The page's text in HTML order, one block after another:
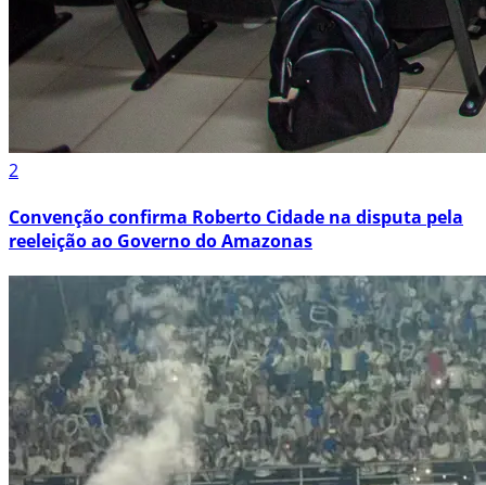
2
Convenção confirma Roberto Cidade na disputa pela
reeleição ao Governo do Amazonas